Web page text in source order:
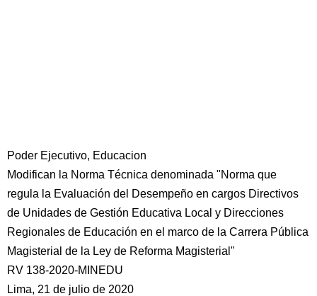
Poder Ejecutivo, Educacion
Modifican la Norma Técnica denominada "Norma que
regula la Evaluación del Desempeño en cargos Directivos
de Unidades de Gestión Educativa Local y Direcciones
Regionales de Educación en el marco de la Carrera Pública
Magisterial de la Ley de Reforma Magisterial"
RV 138-2020-MINEDU
Lima, 21 de julio de 2020